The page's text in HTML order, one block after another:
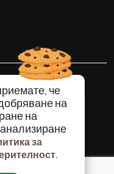
че
на
на
за
.